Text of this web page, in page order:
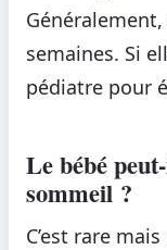
semaines. Si
pédiatre pour
Le bébé
sommeil ?
C’est rare